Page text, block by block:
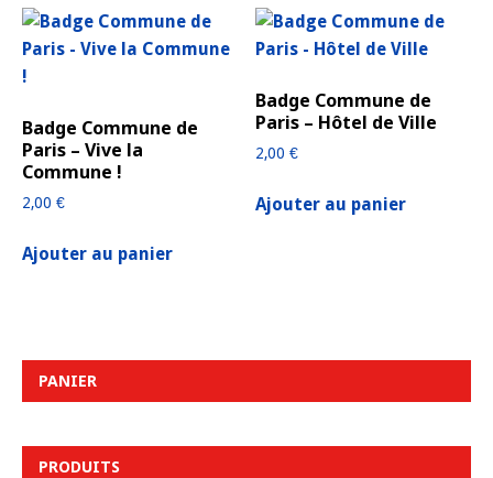
Badge Commune de
Paris – Vive la
Commune !
2,00 €
Ajouter au panier
Badge Commune de
Paris – Hôtel de Ville
2,00€
Ajouter au panier
PANIER
PRODUITS